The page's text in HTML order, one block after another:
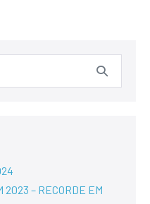
2023 – RECORDE EM